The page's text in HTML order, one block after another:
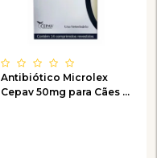
Antibiótico Microlex
Cepav 50mg para Cães e